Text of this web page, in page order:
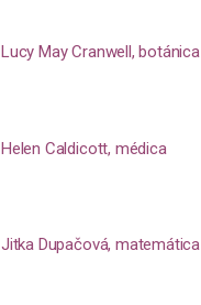
Lucy May Cranwell, botánica
Helen Caldicott, médica
Jitka Dupačová, matemática